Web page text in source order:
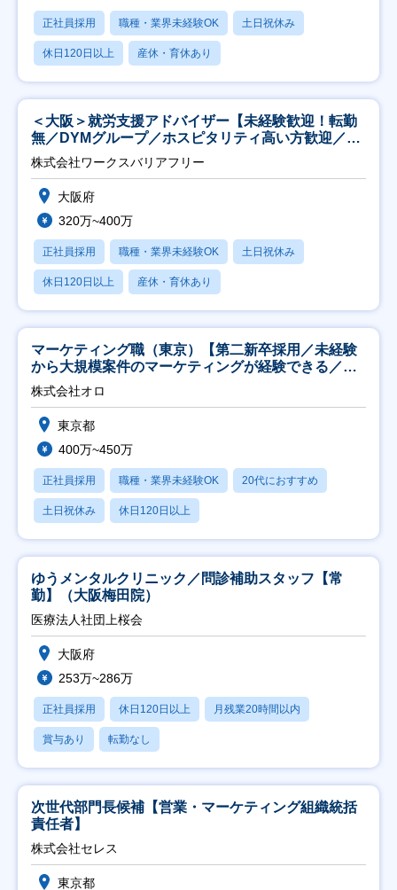
正社員採用 職種・業界未経験OK 土日祝休み
休日120日以上 産休・育休あり
＜大阪＞就労支援アドバイザー【未経験歓迎！転勤
無／DYMグループ／ホスピタリティ高い方歓迎／土
日祝】
株式会社ワークスバリアフリー
大阪府
320万~400万
正社員採用 職種・業界未経験OK 土日祝休み
休日120日以上 産休・育休あり
マーケティング職（東京）【第二新卒採用／未経験
から大規模案件のマーケティングが経験できる／研
修充実】
株式会社オロ
東京都
400万~450万
正社員採用 職種・業界未経験OK 20代におすすめ
土日祝休み 休日120日以上
ゆうメンタルクリニック／問診補助スタッフ【常
勤】（大阪梅田院）
医療法人社団上桜会
大阪府
253万~286万
正社員採用 休日120日以上 月残業20時間以内
賞与あり 転勤なし
次世代部門長候補【営業・マーケティング組織統括
責任者】
株式会社セレス
東京都